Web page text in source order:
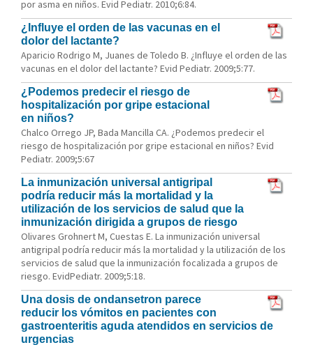
por asma en niños. Evid Pediatr. 2010;6:84.
¿Influye el orden de las vacunas en el
dolor del lactante?
Aparicio Rodrigo M, Juanes de Toledo B. ¿Influye el orden de las
vacunas en el dolor del lactante? Evid Pediatr. 2009;5:77.
¿Podemos predecir el riesgo de
hospitalización por gripe estacional
en niños?
Chalco Orrego JP, Bada Mancilla CA. ¿Podemos predecir el
riesgo de hospitalización por gripe estacional en niños? Evid
Pediatr. 2009;5:67
La inmunización universal antigripal
podría reducir más la mortalidad y la
utilización de los servicios de salud que la
inmunización dirigida a grupos de riesgo
Olivares Grohnert M, Cuestas E. La inmunización universal
antigripal podría reducir más la mortalidad y la utilización de los
servicios de salud que la inmunización focalizada a grupos de
riesgo. EvidPediatr. 2009;5:18.
Una dosis de ondansetron parece
reducir los vómitos en pacientes con
gastroenteritis aguda atendidos en servicios de
urgencias